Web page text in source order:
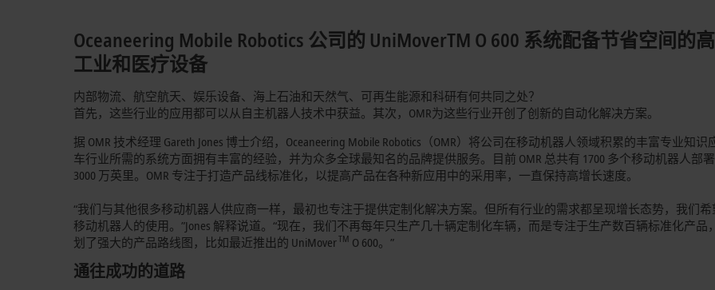
Oceaneering Mobile Robotics 公司的 UniMoverTM O 600 系统配备节省空间
工业和医疗设备
内部物流、航空航天、娱乐设备、海上石油和天然气、可再生能源和科研有何共同之处？
首先，这些行业的应用都可以从自主机器人技术中获益。其次，OMR为这些行业开创了创新的自动化解决方案。
据 OMR 技术经理 Gareth Jones 博士介绍，Oceaneering Mobile Robotics（OMR）将公司在移动机器人领域积累的丰富专业
车行业所需的系统方面拥有丰富的经验，并为众多全球最知名的品牌提供服务。目前 OMR 总共有 1700 多个移动机器人
3000 万英里。OMR 专注于打造产品线标准化，以提高产品在各种新应用中的采用率，一直保持高增长速度。
“我们与其他很多移动机器人供应商一样，最初也专注于提供定制化解决方案。但所有行业的需求都呈现增长态势，我们
移动机器人的使用。”Jones 解释说道。“现在，我们不再每年只生产几十辆定制化车辆，而是专注于生产数百辆标准化产品
划了强大的产品路线图，比如最近推出的 UniMoverTM O 600。”
通往成功的道路